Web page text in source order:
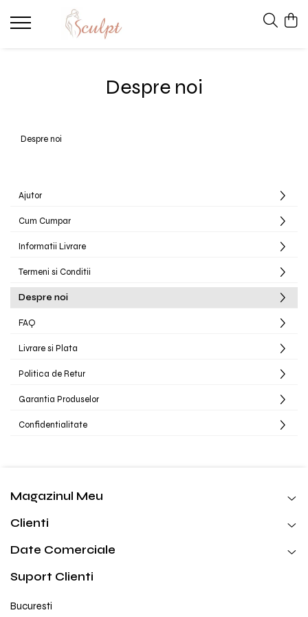
Despre noi
Despre noi
Ajutor
Cum Cumpar
Informatii Livrare
Termeni si Conditii
Despre noi
FAQ
Livrare si Plata
Politica de Retur
Garantia Produselor
Confidentialitate
Magazinul Meu
Clienti
Date Comerciale
Suport Clienti
Bucuresti